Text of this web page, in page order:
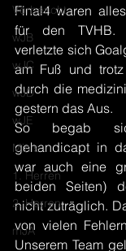
Vorbericht
wJB
wJC
wJD
wJE
Minis
1. Herren
2. Herren
mJA
Final4 waren
für den TVHB.
verletzte sich
am Fuß und
durch die
gestern das Aus.
So begab
gehandicapt in
war auch eine
beiden Seiten)
nicht zuträglich.
von vielen
Unserem Team